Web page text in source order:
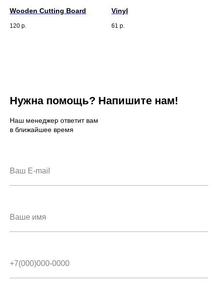
Wooden Cutting Board
120 р.
Vinyl
61 р.
Нужна помощь? Напишите нам!
Наш менеджер ответит вам
в ближайшее время